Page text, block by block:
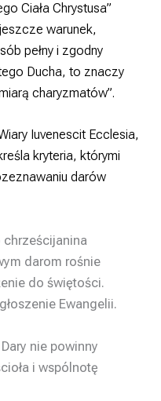
Ciała Chrystusa”
warunek,
pełny i zgodny
Ducha, to znaczy
charyzmatów”.
Iuvenescit Ecclesia,
kryteria, którymi
darów
chrześcijanina
darom rośnie
do świętości.
Ewangelii.
nie powinny
i wspólnotę